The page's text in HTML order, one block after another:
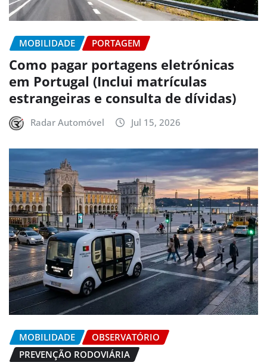
MOBILIDADE PORTAGEM
Como pagar portagens eletrónicas
em Portugal (Inclui matrículas
estrangeiras e consulta de dívidas)
Radar Automóvel Jul 15, 2026
MOBILIDADE
OBSERVATÓRIO
PREVENÇÃO RODOVIÁRIA